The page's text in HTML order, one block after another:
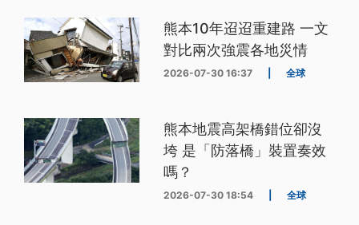
熊本10年迢迢重建路 一文
對比兩次強震各地災情
2026-07-30 16:37 全球
熊本地震高架橋錯位卻沒
垮 是「防落橋」裝置奏效
嗎？
2026-07-30 18:54 全球